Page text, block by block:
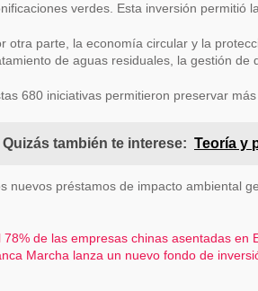
verdes. Esta inversión permitió
otra parte, la economía circular y la
de aguas residuales, la gestión de
680 iniciativas permitieron preservar
Quizás también te interese: Teoría y
nuevos préstamos de impacto ambiental
de las empresas chinas asentadas en
Marcha lanza un nuevo fondo de